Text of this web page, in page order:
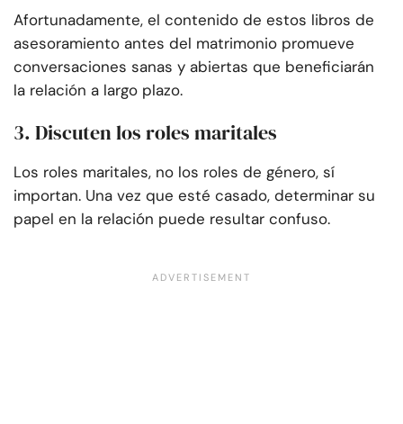
Afortunadamente, el contenido de estos libros de
asesoramiento antes del matrimonio promueve
conversaciones sanas y abiertas que beneficiarán
la relación a largo plazo.
3. Discuten los roles maritales
Los roles maritales, no los roles de género, sí
importan. Una vez que esté casado, determinar su
papel en la relación puede resultar confuso.